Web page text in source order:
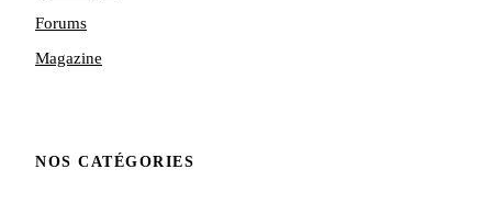
Forums
Magazine
NOS CATÉGORIES